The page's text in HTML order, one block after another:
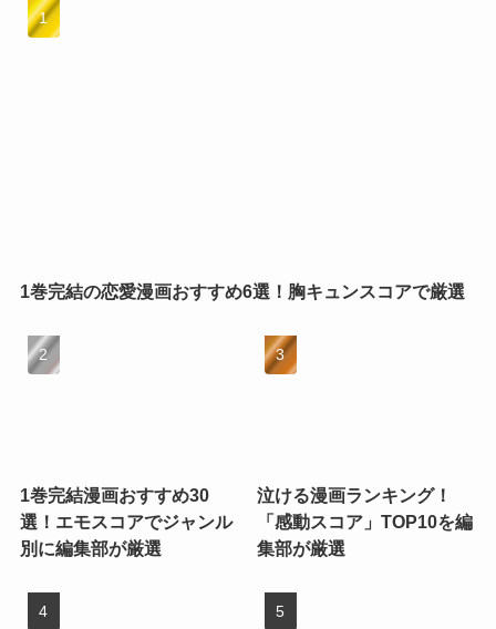
1巻完結の恋愛漫画おすすめ6選！胸キュンスコアで厳選
1巻完結漫画おすすめ30
選！エモスコアでジャンル
別に編集部が厳選
泣ける漫画ランキング！
「感動スコア」TOP10を編
集部が厳選